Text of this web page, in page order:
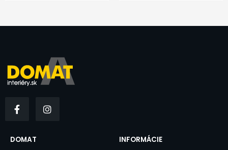
a
b
n
DOMAT INFORMÁCIE